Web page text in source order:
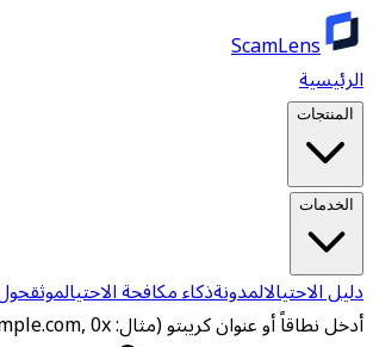
ScamLens
الرئيسية
المنتجات
الخدمات
دليل الاحتيالالمدونةذكاء مكافحة الاحتيالموثق
أدخل نطاقاً أو عنوان كريبتو (مثال: example.com, 0x...)